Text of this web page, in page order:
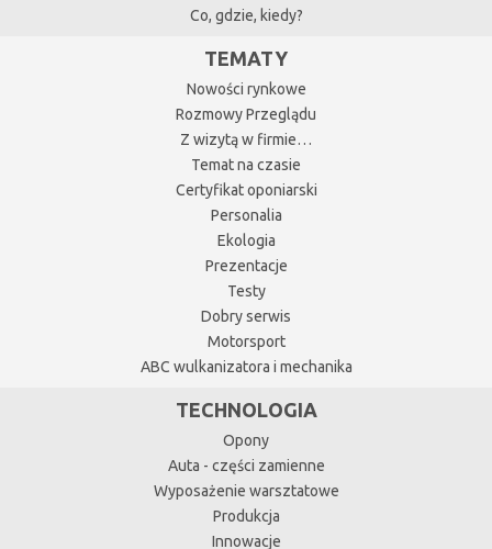
Co, gdzie, kiedy?
TEMATY
Nowości rynkowe
Rozmowy Przeglądu
Z wizytą w firmie…
Temat na czasie
Certyfikat oponiarski
Personalia
Ekologia
Prezentacje
Testy
Dobry serwis
Motorsport
ABC wulkanizatora i mechanika
TECHNOLOGIA
Opony
Auta - części zamienne
Wyposażenie warsztatowe
Produkcja
Innowacje